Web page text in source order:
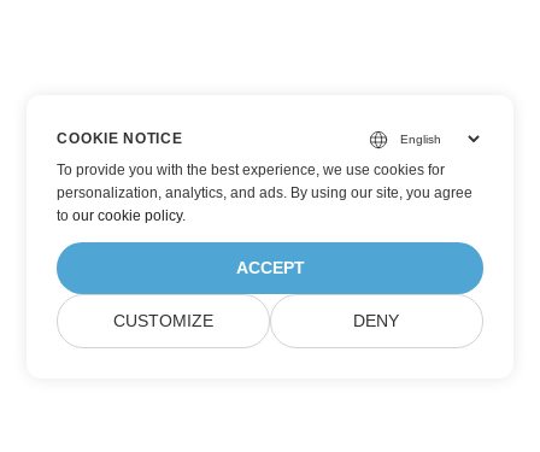
COOKIE NOTICE
To provide you with the best experience, we use cookies for
personalization, analytics, and ads. By using our site, you agree
toour cookie policy.
ACCEPT
CUSTOMIZE DENY